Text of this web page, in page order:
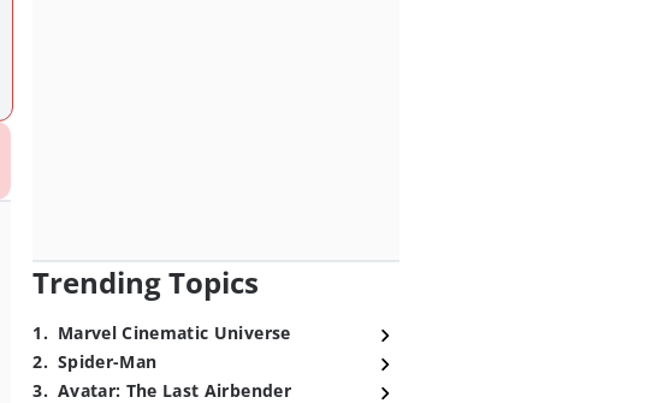
Trending Topics
1. Marvel Cinematic Universe
2. Spider-Man
3. Avatar: The Last Airbender